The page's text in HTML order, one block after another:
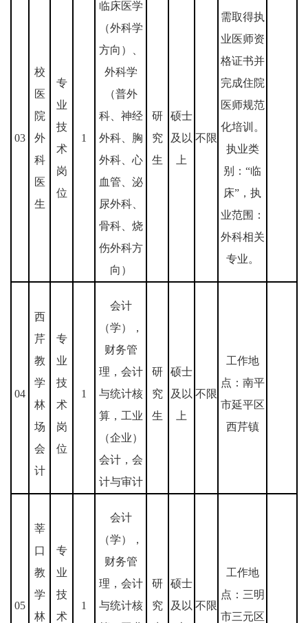
03
校
医
院
外
科
医
生
专
业
技
术
岗
位
1
临床医学
（外科学
方向）、
外科学
（普外
科、神经
外科、胸
外科、心
血管、泌
尿外科、
骨科、烧
伤外科方
向）
研
究
生
硕士
及以
上
不限
需取得执
业医师资
格证书并
完成住院
医师规范
化培训。
执业类
别：“临
床”，执
业范围：
外科相关
专业。
04
西
芹
教
学
林
场
会
计
专
业
技
术
岗
位
1
会计
（学），
财务管
理，会计
与统计核
算，工业
（企业）
会计，会
计与审计
研
究
生
硕士
及以
上
不限
工作地
点：南平
市延平区
西芹镇
05
莘
口
教
学
林
专
业
技
术
1
会计
（学），
财务管
理，会计
与统计核
研
究
硕士
及以 不限
工作地
点：三明
市三元区